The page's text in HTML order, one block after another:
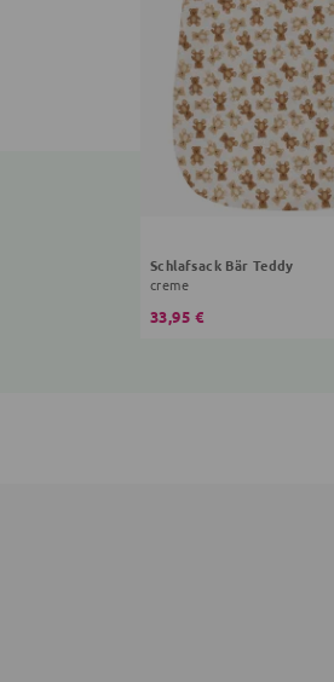
Schlafsack Bär Teddy
creme
33,95 €